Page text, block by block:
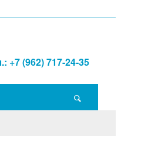
+7 (962) 717-24-35